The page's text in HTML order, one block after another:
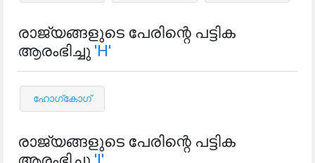
രാജ്യങ്ങളുടെ പേരിന്റെ പട്ടിക
ആരംഭിച്ചു 'H'
ഹോഗ്കോഗ്
രാജ്യങ്ങളുടെ പേരിന്റെ പട്ടിക